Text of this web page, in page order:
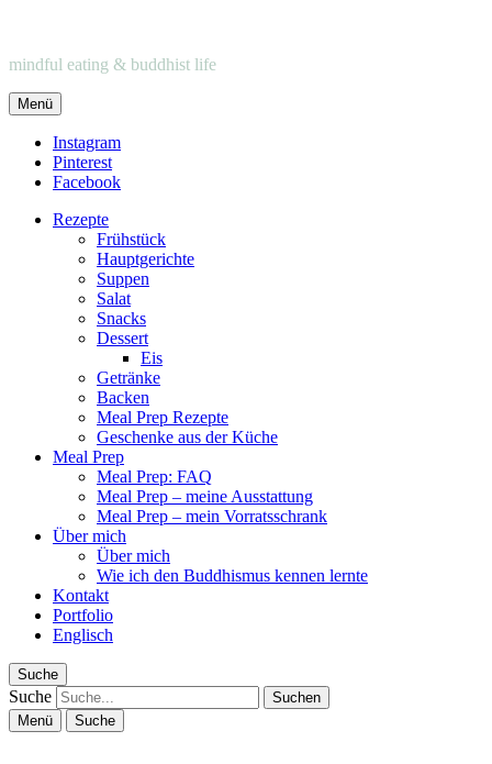
mindful eating & buddhist life
Menü
Instagram
Pinterest
Facebook
Rezepte
Frühstück
Hauptgerichte
Suppen
Salat
Snacks
Dessert
Eis
Getränke
Backen
Meal Prep Rezepte
Geschenke aus der Küche
Meal Prep
Meal Prep: FAQ
Meal Prep – meine Ausstattung
Meal Prep – mein Vorratsschrank
Über mich
Über mich
Wie ich den Buddhismus kennen lernte
Kontakt
Portfolio
Englisch
Suche
Suche
Menü Suche